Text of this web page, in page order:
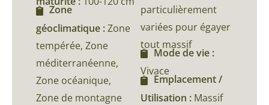
Zone
géoclimatique :Zone
tempérée, Zone
méditerranéenne,
Zone océanique,
Zone de montagne
particulièrement
variées pour égayer
tout massif
Mode de vie :
Vivace
Emplacement /
Utilisation : Massif